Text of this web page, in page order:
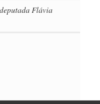
Flávia